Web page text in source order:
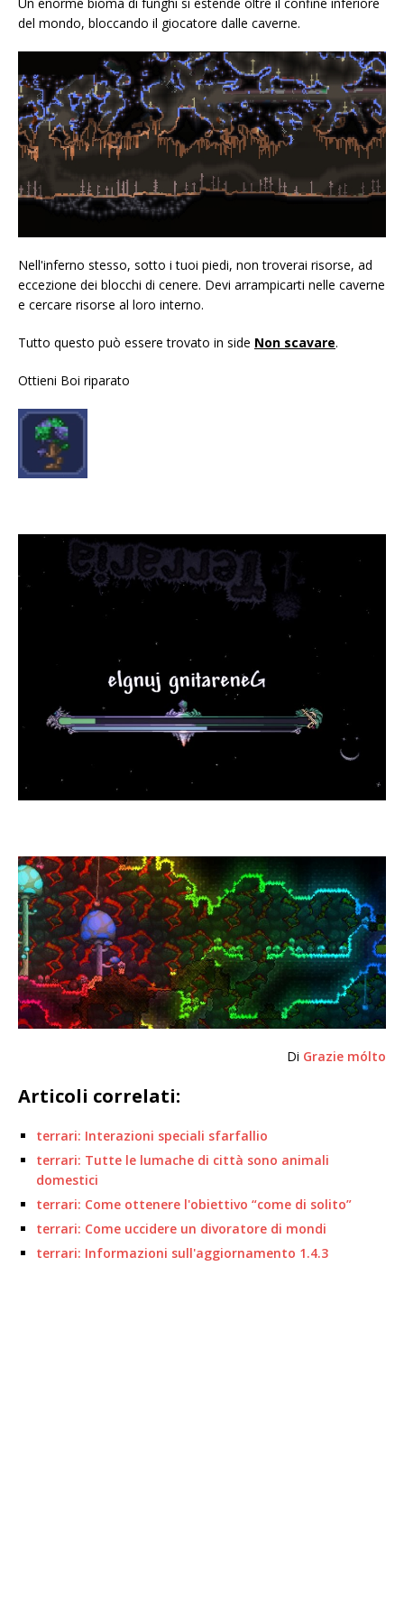
del mondo, bloccando il giocatore dalle caverne.
Nell'inferno stesso, sotto i tuoi piedi, non troverai risorse, ad
eccezione dei blocchi di cenere. Devi arrampicarti nelle caverne
e cercare risorse al loro interno.
Tutto questo può essere trovato in side Non scavare.
Ottieni Boi riparato
Di Grazie mólto
Articoli correlati:
terrari: Interazioni speciali sfarfallio
terrari: Tutte le lumache di città sono animali
domestici
terrari: Come ottenere l'obiettivo “come di solito”
terrari: Come uccidere un divoratore di mondi
terrari: Informazioni sull'aggiornamento 1.4.3